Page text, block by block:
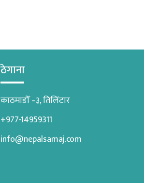
ठेगाना
काठमाडौँ –३, तिलिंटार
+977-14959311
info@nepalsamaj.com